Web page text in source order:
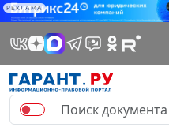
РЕКЛАМА